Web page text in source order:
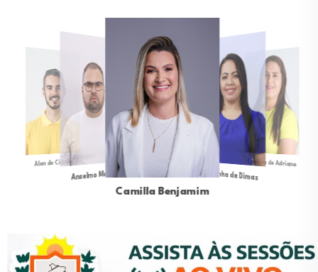
Alan de Cizinho
Anselmo Motos
Camilla Benjamim
Cidinha de Dimas
Cristina de Adriano